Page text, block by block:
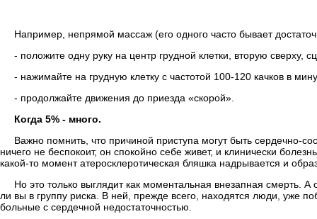
Например, непрямой массаж (его одного часто бывает
- положите одну руку на центр грудной клетки, вторую сверху,
- нажимайте на грудную клетку с частотой 100-120 качков в
- продолжайте движения до приезда «скорой».
Когда 5% - много.
Важно помнить, что причиной приступа могут быть сердечно-
ничего не беспокоит, он спокойно себе живет, и клинически
какой-то момент атеросклеротическая бляшка надрывается и
Но это только выглядит как моментальная внезапная смерть.
ли вы в группу риска. В ней, прежде всего, находятся люди, уже
больные с сердечной недостаточностью.